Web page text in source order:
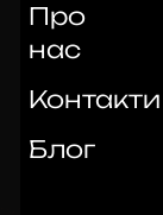
Про
нас
Контакти
Блог